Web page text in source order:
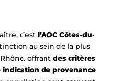
c’est l’AOC Côtes-du-
au sein de la plus
offrant des critères
de provenance